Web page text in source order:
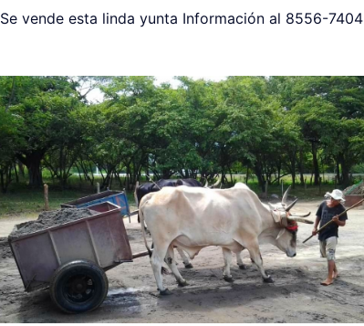
Se vende esta linda yunta Información al 8556-7404